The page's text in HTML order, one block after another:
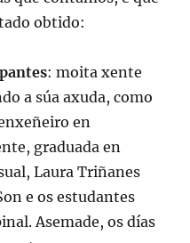
obtido:
: moita xente
a súa axuda, como
en
graduada en
Laura Triñanes
e os estudantes
Asemade, os días